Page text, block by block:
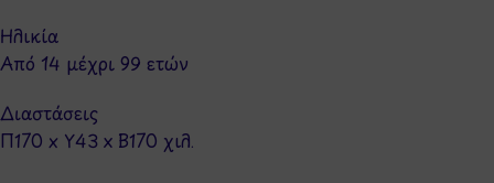
Ηλικία
Από 14 μέχρι 99 ετών
Διαστάσεις
Π170 x Y43 x Β170 χιλ.